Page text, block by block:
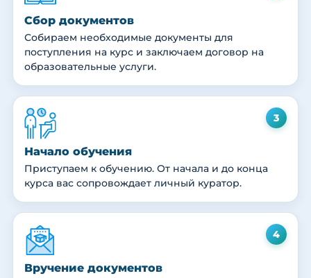
Сбор документов
Собираем необходимые документы для
поступления на курс и заключаем договор на
образовательные услуги.
3
Начало обучения
Приступаем к обучению. От начала и до конца
курса вас сопровождает личный куратор.
4
Вручение документов